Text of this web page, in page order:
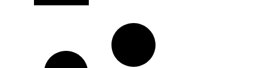
Lunghezza: (mm):
912mm